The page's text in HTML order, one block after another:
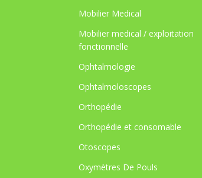
Mobilier Medical
Mobilier medical / exploitation
fonctionnelle
Ophtalmologie
Ophtalmoloscopes
Orthopédie
Orthopédie et consomable
Otoscopes
Oxymètres De Pouls